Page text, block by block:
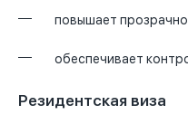
повышает
обеспечивает
Резидентская виза